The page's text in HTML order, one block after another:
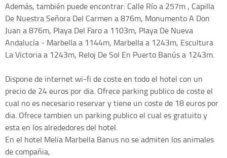
Además, también puede encontrar: Calle Río a 257m , Capilla
De Nuestra Señora Del Carmen a 876m, Monumento A Don
Juan a 876m, Playa Del Faro a 1103m, Playa De Nueva
Andalucía - Marbella a 1144m, Marbella a 1243m, Escultura
La Victoria a 1243m, Reloj De Sol En Puerto Banús a 1243m.
Dispone de internet wi-fi de coste en todo el hotel con un
precio de 24 euros por dia. Ofrece parking publico de coste el
cual no es necesario reservar y tiene un coste de 18 euros por
dia. Ofrece tambien un parking publico el cual es gratuito y
esta en los alrededores del hotel.
En el hotel Melia Marbella Banus no se admiten los animales
de compañia,